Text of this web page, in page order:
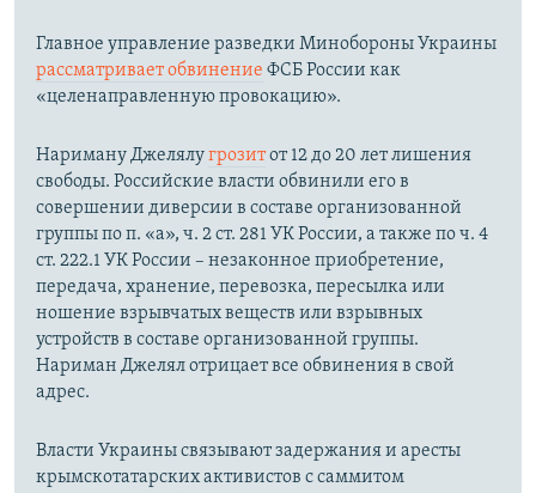
Главное управление разведки Минобороны Украины
рассматривает обвинение ФСБ России как
«целенаправленную провокацию».
Нариману Джелялугрозитот 12 до 20 лет лишения
свободы. Российские власти обвинили его в
совершении диверсии в составе организованной
группы по п. «а», ч. 2 ст. 281 УК России, а также по ч. 4
ст. 222.1 УК России – незаконное приобретение,
передача, хранение, перевозка, пересылка или
ношение взрывчатых веществ или взрывных
устройств в составе организованной группы.
Нариман Джелял отрицает все обвинения в свой
адрес.
Власти Украины связывают задержания и аресты
крымскотатарских активистов с саммитом